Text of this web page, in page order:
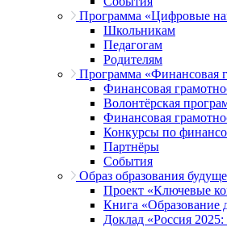
Программа «Цифровые
Школьникам
Педагогам
Родителям
Программа «Финансовая
Финансовая
Волонтёрская
Финансовая
Конкурсы по
Партнёры
События
Образ образования
Проект «Ключевые
Книга «Образование
Доклад «Россия 2025: